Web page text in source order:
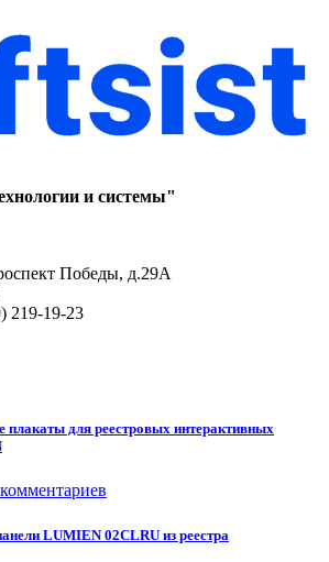
и системы"
Победы, д.29А
19-23
плакаты для реестровых интерактивных
LUMIEN 02CLRU из реестра